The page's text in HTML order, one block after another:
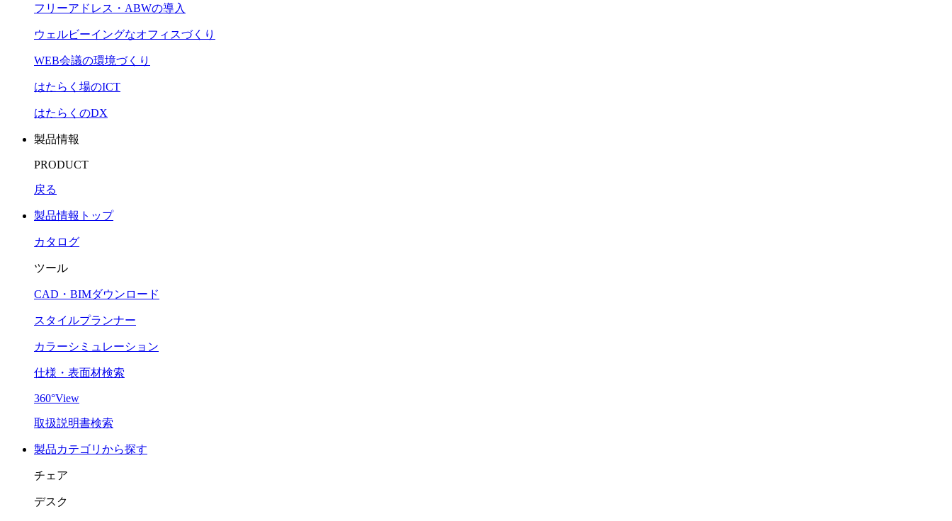
フリーアドレス・ABWの導入
ウェルビーイングなオフィスづくり
WEB会議の環境づくり
はたらく場のICT
はたらくのDX
製品情報
PRODUCT
戻る
製品情報トップ
カタログ
ツール
CAD・BIMダウンロード
スタイルプランナー
カラーシミュレーション
仕様・表面材検索
360°View
取扱説明書検索
製品カテゴリから探す
チェア
デスク